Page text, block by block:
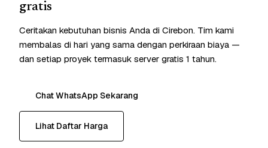
gratis
Ceritakan kebutuhan bisnis Anda di Cirebon. Tim kami
membalas di hari yang sama dengan perkiraan biaya —
dan setiap proyek termasuk server gratis 1 tahun.
Chat WhatsApp Sekarang
Lihat Daftar Harga